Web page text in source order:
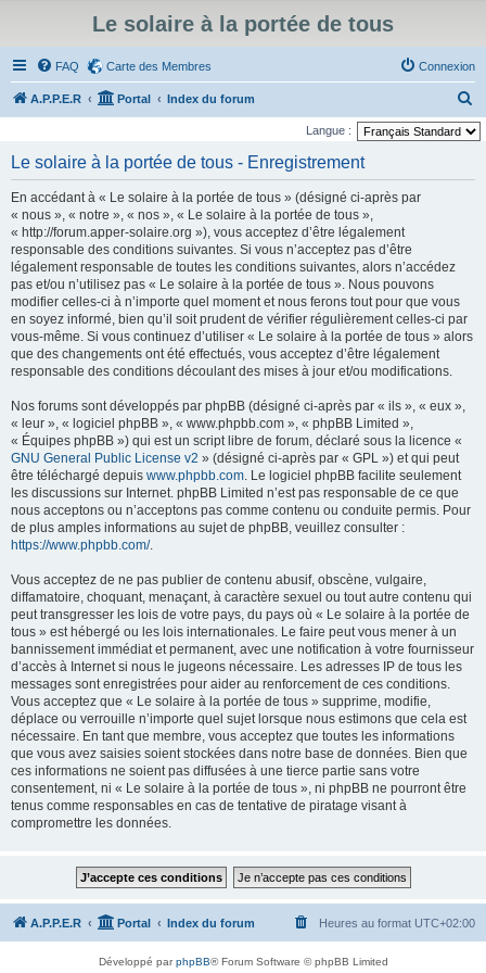
Le solaire à la portée de tous
FAQ Carte des Membres Connexion
A.P.P.E.R Portal Index du forum
e
Langue :
Le solaire à la portée de tous - Enregistrement
En accédant à « Le solaire à la portée de tous » (désigné ci-après par
« nous », « notre », « nos », « Le solaire à la portée de tous »,
« http://forum.apper-solaire.org »), vous acceptez d’être légalement
responsable des conditions suivantes. Si vous n’acceptez pas d’être
légalement responsable de toutes les conditions suivantes, alors n’accédez
pas et/ou n’utilisez pas « Le solaire à la portée de tous ». Nous pouvons
modifier celles-ci à n’importe quel moment et nous ferons tout pour que vous
en soyez informé, bien qu’il soit prudent de vérifier régulièrement celles-ci par
vous-même. Si vous continuez d’utiliser « Le solaire à la portée de tous » alors
que des changements ont été effectués, vous acceptez d’être légalement
responsable des conditions découlant des mises à jour et/ou modifications.
Nos forums sont développés par phpBB (désigné ci-après par « ils », « eux »,
« leur », « logiciel phpBB », « www.phpbb.com », « phpBB Limited »,
« Équipes phpBB ») qui est un script libre de forum, déclaré sous la licence «
GNU General Public License v2 » (désigné ci-après par « GPL ») et qui peut
être téléchargé depuis www.phpbb.com. Le logiciel phpBB facilite seulement
les discussions sur Internet. phpBB Limited n’est pas responsable de ce que
nous acceptons ou n’acceptons pas comme contenu ou conduite permis. Pour
de plus amples informations au sujet de phpBB, veuillez consulter :
https://www.phpbb.com/.
Vous acceptez de ne pas publier de contenu abusif, obscène, vulgaire,
diffamatoire, choquant, menaçant, à caractère sexuel ou tout autre contenu qui
peut transgresser les lois de votre pays, du pays où « Le solaire à la portée de
tous » est hébergé ou les lois internationales. Le faire peut vous mener à un
bannissement immédiat et permanent, avec une notification à votre fournisseur
d’accès à Internet si nous le jugeons nécessaire. Les adresses IP de tous les
messages sont enregistrées pour aider au renforcement de ces conditions.
Vous acceptez que « Le solaire à la portée de tous » supprime, modifie,
déplace ou verrouille n’importe quel sujet lorsque nous estimons que cela est
nécessaire. En tant que membre, vous acceptez que toutes les informations
que vous avez saisies soient stockées dans notre base de données. Bien que
ces informations ne soient pas diffusées à une tierce partie sans votre
consentement, ni « Le solaire à la portée de tous », ni phpBB ne pourront être
tenus comme responsables en cas de tentative de piratage visant à
compromettre les données.
A.P.P.E.R Portal Index du forum Heures au format UTC+02:00
Développé parphpBB® Forum Software © phpBB Limited